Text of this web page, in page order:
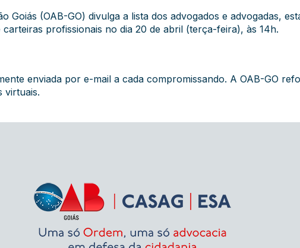
Goiás (OAB-GO) divulga a lista dos advogados e advogadas,
profissionais no dia 20 de abril (terça-feira), às 14h.
enviada por e-mail a cada compromissando. A OAB-GO
virtuais.